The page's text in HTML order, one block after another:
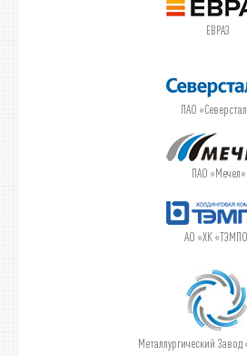
ЕВРАЗ
ПАО
ПАО «Мечел»
АО «ХК
Металлургический Завод